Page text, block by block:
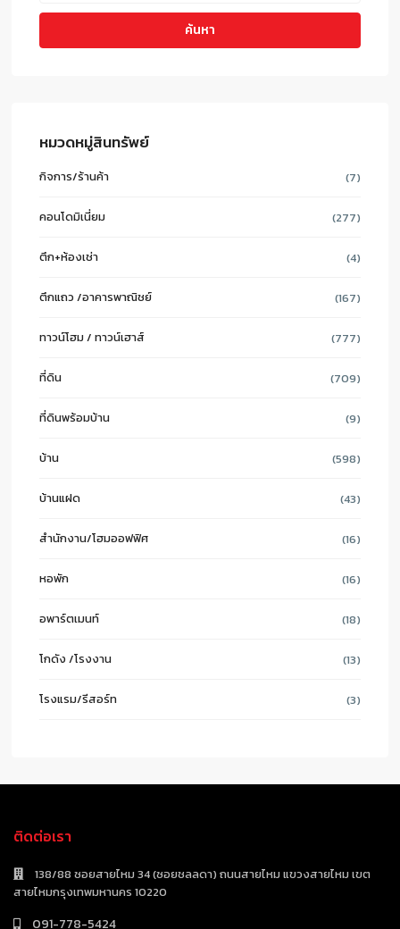
ค้นหา
หมวดหมู่สินทรัพย์
กิจการ/ร้านค้า (7)
คอนโดมิเนี่ยม (277)
ตึก+ห้องเช่า (4)
ตึกแถว /อาคารพาณิชย์ (167)
ทาวน์โฮม / ทาวน์เฮาส์ (777)
ที่ดิน (709)
ที่ดินพร้อมบ้าน (9)
บ้าน (598)
บ้านแฝด (43)
สำนักงาน/โฮมออฟฟิศ (16)
หอพัก (16)
อพาร์ตเมนท์ (18)
โกดัง /โรงงาน (13)
โรงแรม/รีสอร์ท (3)
ติดต่อเรา
138/88 ซอยสายไหม 34 (ซอยชลลดา) ถนนสายไหม แขวงสายไหม เขต
สายไหมกรุงเทพมหานคร 10220
091-778-5424